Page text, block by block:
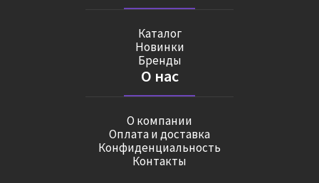
Каталог
Новинки
Бренды
О нас
О компании
Оплата и доставка
Конфиденциальность
Контакты